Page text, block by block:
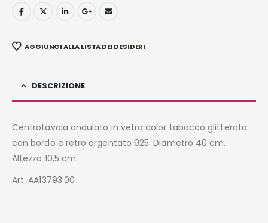
AGGIUNGI ALLA LISTA DEI DESIDERI
DESCRIZIONE
Centrotavola ondulato in vetro color tabacco glitterato
con bordo e retro argentato 925. Diametro 40 cm.
Altezza 10,5 cm.
Art. AA13793.00